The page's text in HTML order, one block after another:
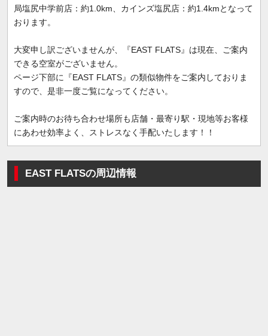
局塩尻中学前店：約1.0km、カインズ塩尻店：約1.4kmとなって
おります。
大変申し訳ございませんが、『EAST FLATS』は現在、ご案内
できる空室がございません。
ページ下部に『EAST FLATS』の類似物件をご案内しておりま
すので、是非一度ご覧になってください。
ご案内時のお待ち合わせ場所も店舗・最寄り駅・現地等お客様
にあわせ効率よく、ストレスなく手配いたします！！
EAST FLATSの周辺情報